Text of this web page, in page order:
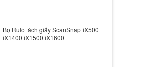
Bộ Rulo tách giấy ScanSnap iX500
iX1400 iX1500 iX1600